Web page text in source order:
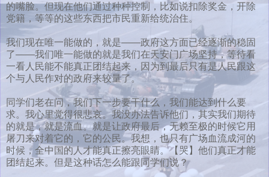
的嘴脸。但现在他们通过种种控制，比如说扣除奖金，开除
党籍，等等的这些东西把市民重新给统治住。
我们现在唯一能做的，就是——政府这方面已经逐渐的稳固
了——我们唯一能做的就是我们在天安门广场坚持，等待看
一看人民能不能真正团结起来，因为到最后只有是人民跟这
个与人民作对的政府来较量了。
同学们老在问，我们下一步要干什么，我们能达到什么要
求。我心里觉得很悲哀。我没办法告诉他们，其实我们期待
的就是，就是流血。就是让政府最后，无赖至极的时候它用
屠刀来对着它的，它的公民。我想，也只有广场血流成河的
时候，全中国的人才能真正擦亮眼睛。【哭】他们真正才能
团结起来。但是这种话怎么能跟同学们说？